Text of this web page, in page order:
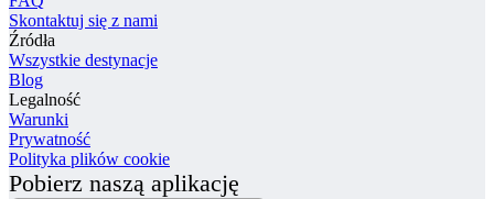
Skontaktuj się z nami
Źródła
Wszystkie destynacje
Blog
Legalność
Warunki
Prywatność
Polityka plików cookie
Pobierz naszą aplikację